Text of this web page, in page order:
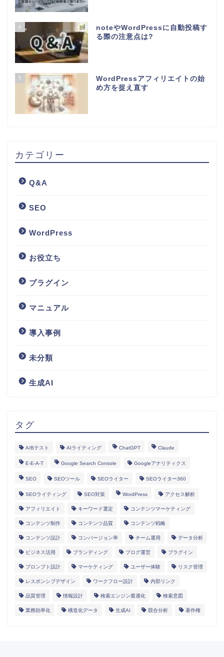
4
noteやWordPressに自動投稿す
る際の注意点は?
5
WordPressアフィリエイトの始
め方を捉え直す
カテゴリー
Q&A
SEO
WordPress
お役立ち
プラグイン
マニュアル
導入事例
未分類
生成AI
タグ
A/Bテスト AIライティング ChatGPT Claude
E-E-A-T Google Search Console Googleアナリティクス
SEO SEOツール SEOライター SEOライター360
SEOライティング SEO対策 WordPress アクセス解析
アフィリエイト キーワード選定 コンテンツマーケティング
コンテンツ制作 コンテンツ品質 コンテンツ戦略
コンテンツ設計 コンバージョン率 チーム運用 データ分析
ビジネス活用 ブランディング ブログ運営 プラグイン
プロンプト設計 マーケティング ユーザー体験 リスク管理
レスポンシブデザイン ワークフロー設計 内部リンク
品質管理 情報設計 検索エンジン最適化 検索意図
業務効率化 構造化データ 生成AI 競合分析 著作権
HOME